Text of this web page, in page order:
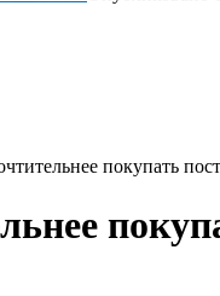
покупать